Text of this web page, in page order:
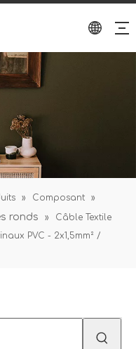
» Composant
»
ronds »
Câble Textile
PVC - 2x1,5mm² /